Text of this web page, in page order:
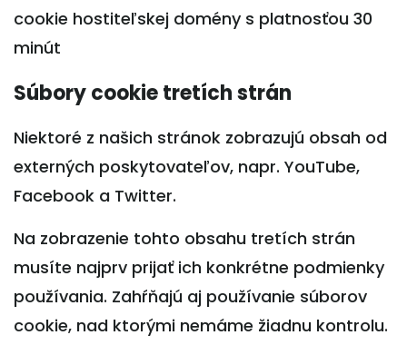
cookie hostiteľskej domény s platnosťou 30
minút
Súbory cookie tretích strán
Niektoré z našich stránok zobrazujú obsah od
externých poskytovateľov, napr. YouTube,
Facebook a Twitter.
Na zobrazenie tohto obsahu tretích strán
musíte najprv prijať ich konkrétne podmienky
používania. Zahŕňajú aj používanie súborov
cookie, nad ktorými nemáme žiadnu kontrolu.